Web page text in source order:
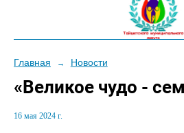
Главная → Новости
«Великое чудо -
16 мая 2024 г.